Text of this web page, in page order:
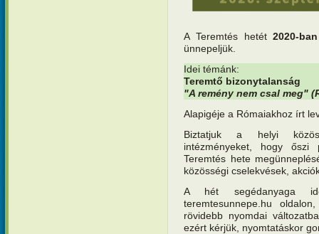
A Teremtés hetét2020-
ünnepeljük.
Idei témánk:
Teremtő bizonytalanság
"A remény nem csal meg"
Alapigéje a Rómaiakhoz írt
Biztatjuk a helyi
intézményeket, hogy
Teremtés hete
közösségi cselekvések,
A hét segédanyaga
teremtesunnepe.hu
rövidebb nyomdai
ezért kérjük, nyomtatáskor